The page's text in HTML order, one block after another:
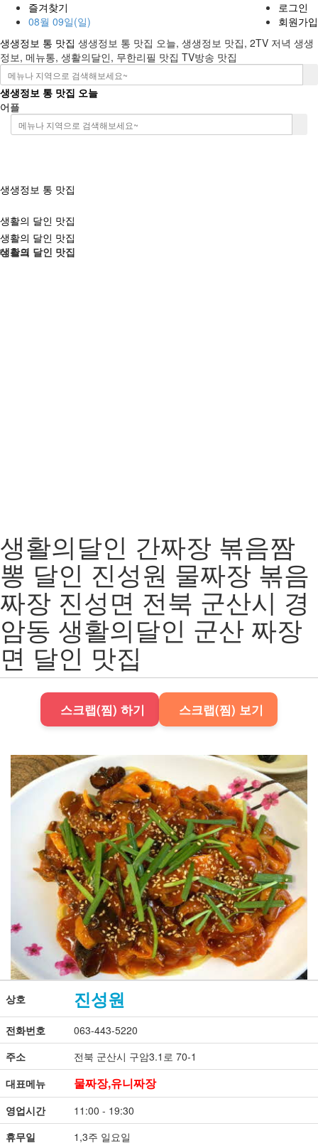
즐겨찾기
08월 09일(일)
로그인
회원가입
생생정보 통 맛집 생생정보 통 맛집 오늘, 생생정보 맛집, 2TV 저녁 생생
정보, 메뉴통, 생활의달인, 무한리필 맛집 TV방송 맛집
생생정보 통 맛집 오늘
어플
생생정보 통 맛집
생활의 달인 맛집
데스크
생활의 달인 맛집
생활의 달인 맛집
생활의달인 간짜장 볶음짬
뽕 달인 진성원 물짜장 볶음
짜장 진성면 전북 군산시 경
암동 생활의달인 군산 짜장
면 달인 맛집
스크랩(찜) 하기 스크랩(찜) 보기
상호 진성원
전화번호
063-443-5220
주소
전북 군산시 구암3.1로 70-1
대표메뉴
물짜장,유니짜장
영업시간
11:00 - 19:30
휴무일
1,3주 일요일